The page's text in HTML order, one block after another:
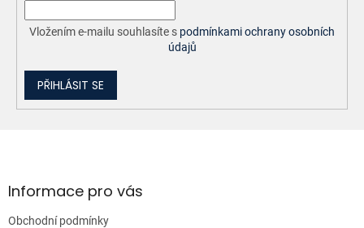
Vložením e-mailu souhlasíte s podmínkami ochrany osobních
údajů
PŘIHLÁSIT SE
aInformace pro vás
Obchodní podmínky